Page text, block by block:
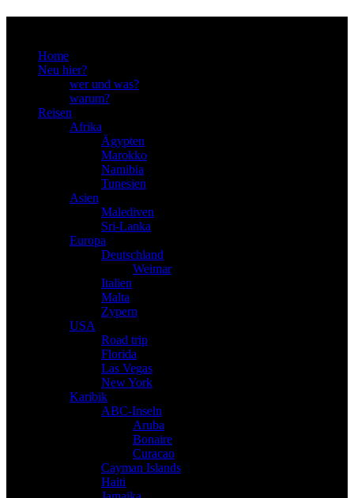
Home
Neu hier?
wer und was?
warum?
Reisen
Afrika
Ägypten
Marokko
Namibia
Tunesien
Asien
Malediven
Sri-Lanka
Europa
Deutschland
Weimar
Italien
Malta
Zypern
USA
Road trip
Florida
Las Vegas
New York
Karibik
ABC-Inseln
Aruba
Bonaire
Curacao
Cayman Islands
Haiti